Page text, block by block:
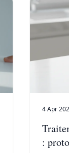
4 Apr
: